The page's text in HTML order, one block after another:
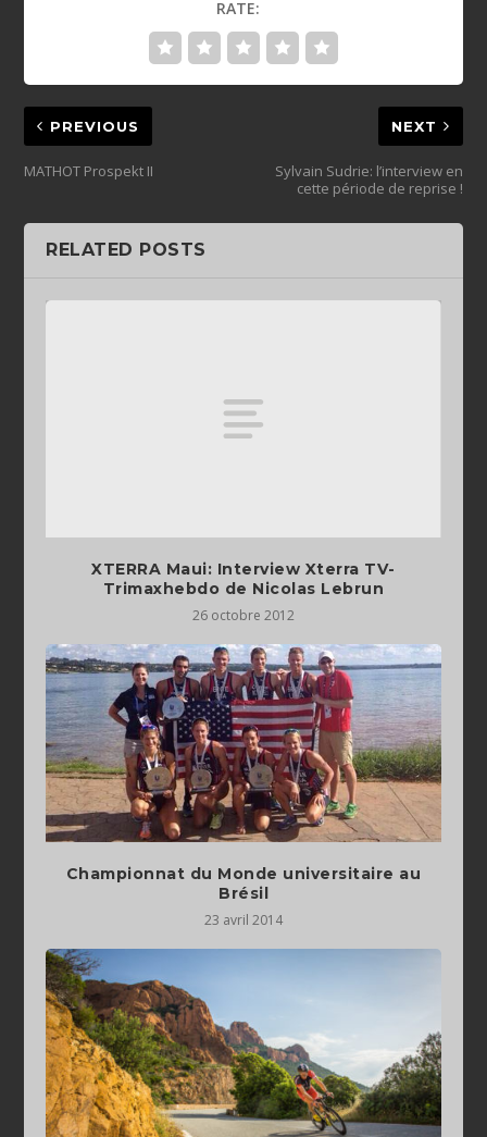
RATE:
PREVIOUS
MATHOT Prospekt II
NEXT
Sylvain Sudrie: l’interview en
cette période de reprise !
RELATED POSTS
XTERRA Maui: Interview Xterra TV-
Trimaxhebdo de Nicolas Lebrun
26 octobre 2012
Championnat du Monde universitaire au
Brésil
23 avril 2014